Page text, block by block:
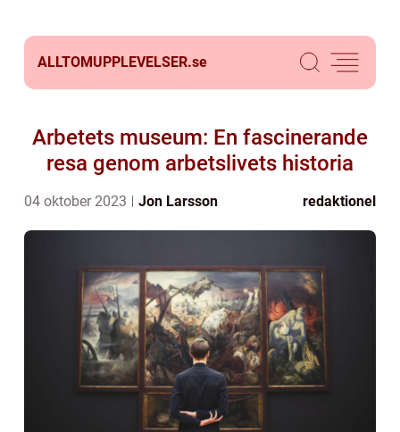
ALLTOMUPPLEVELSER.se
Arbetets museum: En fascinerande
resa genom arbetslivets historia
04 oktober 2023 Jon Larsson redaktionel